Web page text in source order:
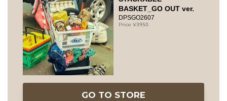
BASKET_GO OUT ver.
DPSGO2607
3950
GO TO STORE